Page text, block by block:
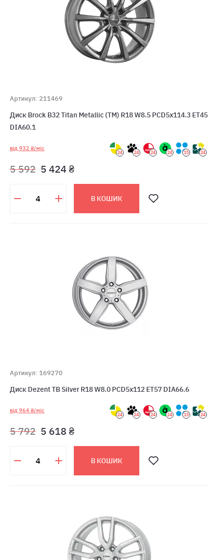
Артикул: 211469
Диск Brock B32 Titan Metallic (TM) R18 W8.5 PCD5x114.3 ET45
DIA60.1
від 932 ₴/міс
24 24 24 24 15 24
5 592 5 424 ₴
В КОШИК
Артикул: 169270
Диск Dezent TB Silver R18 W8.0 PCD5x112 ET57 DIA66.6
від 964 ₴/міс
24 24 24 24 15 24
5 792 5 618 ₴
В КОШИК